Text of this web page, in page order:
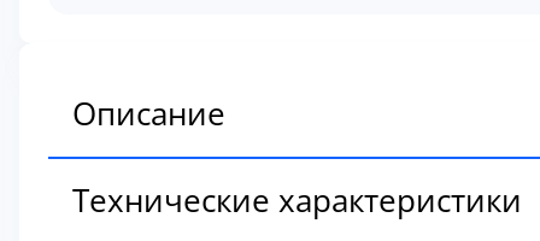
Описание
Технические характеристики